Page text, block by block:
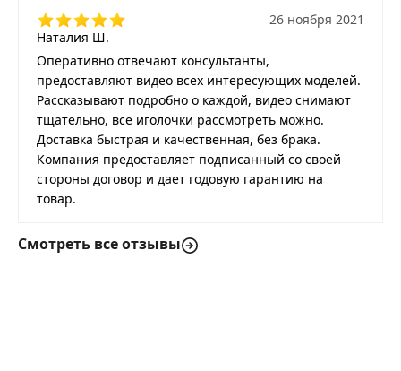
Наталия Ш.
26 ноября 2021
Оперативно отвечают консультанты,
предоставляют видео всех интересующих моделей.
Рассказывают подробно о каждой, видео снимают
тщательно, все иголочки рассмотреть можно.
Доставка быстрая и качественная, без брака.
Компания предоставляет подписанный со своей
стороны договор и дает годовую гарантию на
товар.
Смотреть все отзывы